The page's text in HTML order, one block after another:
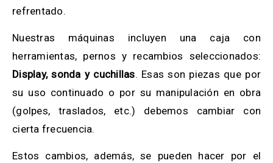
refrentado.
Nuestras máquinas incluyen una caja con
herramientas, pernos y recambios seleccionados:
Display, sonda y cuchillas. Esas son piezas que por
su uso continuado o por su manipulación en obra
(golpes, traslados, etc.) debemos cambiar con
cierta frecuencia.
Estos cambios, además, se pueden hacer por el